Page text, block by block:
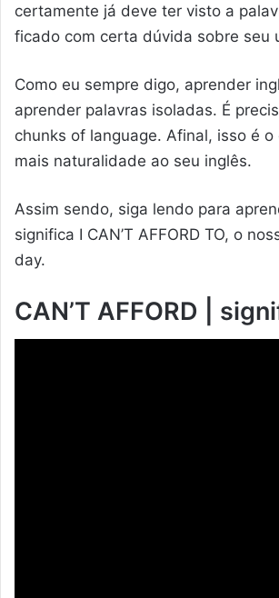
certamente já deve ter visto a
ficado com certa dúvida sobre seu
Como eu sempre digo, aprender
aprender palavras isoladas. É
chunks of language. Afinal, isso é o
mais naturalidade ao seu inglês.
Assim sendo, siga lendo para
significa I CAN’T AFFORD TO, o
day.
CAN’T AFFORD |